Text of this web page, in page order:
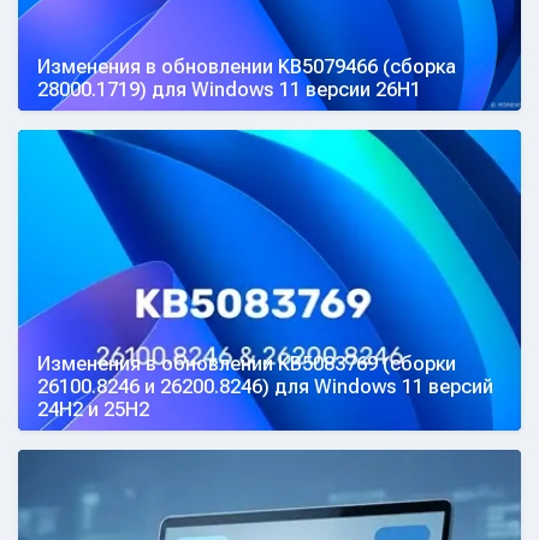
Изменения в обновлении KB5079466 (сборка
28000.1719) для Windows 11 версии 26H1
Изменения в обновлении KB5083769 (сборки
26100.8246 и 26200.8246) для Windows 11 версий
24H2 и 25H2